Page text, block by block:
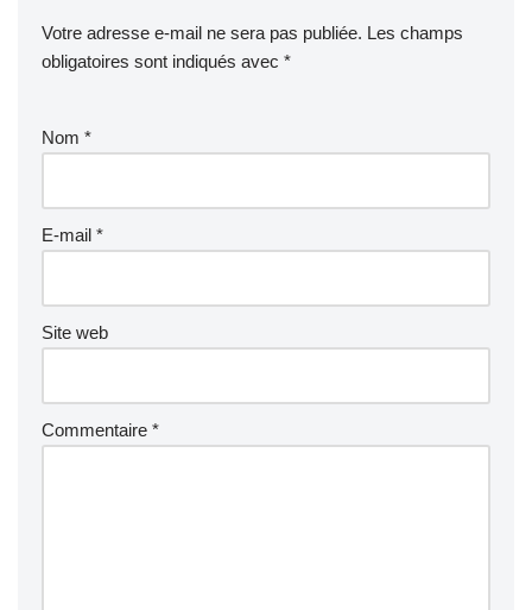
Votre adresse e-mail ne sera pas publiée. Les champs
obligatoires sont indiqués avec *
Nom *
E-mail *
Site web
Commentaire *